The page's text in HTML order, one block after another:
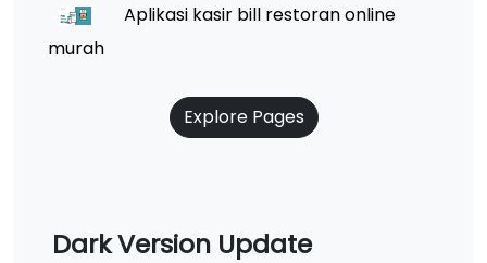
Aplikasi kasir bill restoran online
murah
Explore Pages
Dark Version Update